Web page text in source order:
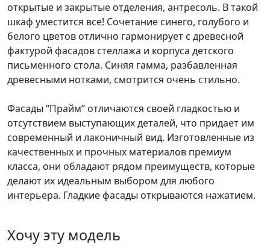
открытые и закрытые отделения, антресоль. В такой
шкаф уместится все! Сочетание синего, голубого и
белого цветов отлично гармонирует с древесной
фактурой фасадов стеллажа и корпуса детского
письменного стола. Синяя гамма, разбавленная
древесными нотками, смотрится очень стильно.
Фасады “Прайм” отличаются своей гладкостью и
отсутствием выступающих деталей, что придает им
современный и лаконичный вид. Изготовленные из
качественных и прочных материалов премиум
класса, они обладают рядом преимуществ, которые
делают их идеальным выбором для любого
интерьера. Гладкие фасады открываются нажатием.
Хочу эту модель